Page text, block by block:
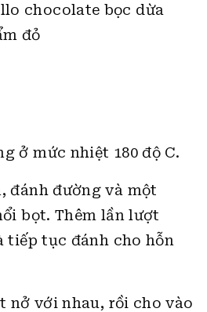
chocolate bọc dừa
đỏ
ở mức nhiệt 180 độ C.
đánh đường và một
bọt. Thêm lần lượt
tiếp tục đánh cho hỗn
nở với nhau, rồi cho vào